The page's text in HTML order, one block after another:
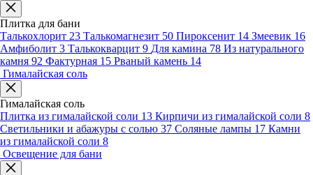
Плитка для бани
Талькохлорит 23 Талькомагнезит 50 Пироксенит 14 Змеевик 16
Амфиболит 3 Талькокварцит 9 Для камина 78 Из натурального
камня 92 Фактурная 15 Рваный камень 14
Гималайская соль
Гималайская соль
Плитка из гималайской соли 13 Кирпичи из гималайской соли 8
Светильники и абажуры с солью 37 Соляные лампы 17 Камни
из гималайской соли 8
Освещение для бани